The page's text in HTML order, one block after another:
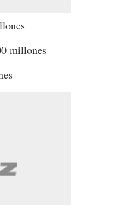
millones